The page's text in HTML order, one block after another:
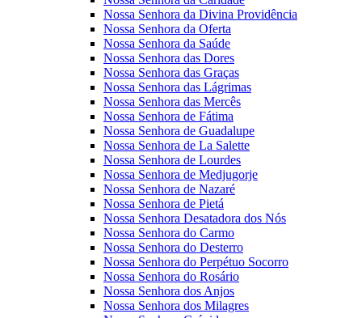
Nossa Senhora da Divina Providência
Nossa Senhora da Oferta
Nossa Senhora da Saúde
Nossa Senhora das Dores
Nossa Senhora das Graças
Nossa Senhora das Lágrimas
Nossa Senhora das Mercês
Nossa Senhora de Fátima
Nossa Senhora de Guadalupe
Nossa Senhora de La Salette
Nossa Senhora de Lourdes
Nossa Senhora de Medjugorje
Nossa Senhora de Nazaré
Nossa Senhora de Pietá
Nossa Senhora Desatadora dos Nós
Nossa Senhora do Carmo
Nossa Senhora do Desterro
Nossa Senhora do Perpétuo Socorro
Nossa Senhora do Rosário
Nossa Senhora dos Anjos
Nossa Senhora dos Milagres